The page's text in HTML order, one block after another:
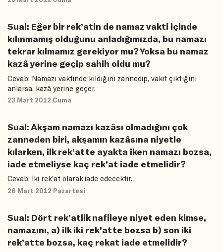
Sual: Eğer bir rek’atin de namaz vakti içinde
kılınmamış olduğunu anladığımızda, bu namazı
tekrar kılmamız gerekiyor mu? Yoksa bu namaz
kazâ yerine geçip sahih oldu mu?
Cevab: Namazı vaktinde kıldığını zannedip, vakit çıktığını
anlarsa, kazâ yerine geçer.
23 Mart 2012 Cuma
Sual: Akşam namazı kazâsı olmadığını çok
zanneden biri, akşamın kazâsına niyetle
kılarken, ilk rek’atte ayakta iken namazı bozsa,
iade etmeliyse kaç rek’at iade etmelidir?
Cevab: İki rek’at olarak iade edecektir.
26 Mart 2012 Pazartesi
Sual: Dört rek’atlik nafileye niyet eden kimse,
namazını, a) ilk iki rek’atte bozsa b) son iki
rek’atte bozsa, kaç rekat iade etmelidir?